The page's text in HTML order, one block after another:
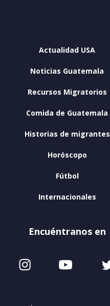
Actualidad USA
Noticias Guatemala
Recursos Migratorios
Comida de Guatemala
Historias de migrantes
Horóscopo
Fútbol
Internacionales
Encuéntranos en